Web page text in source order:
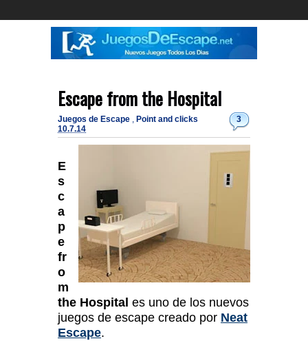
Escape from the Hospital
3
Juegos de Escape , Point and clicks
10.7.14
E
s
c
a
p
e
fr
o
m
the Hospital es uno de los nuevos
juegos de escape creado por Neat
Escape.